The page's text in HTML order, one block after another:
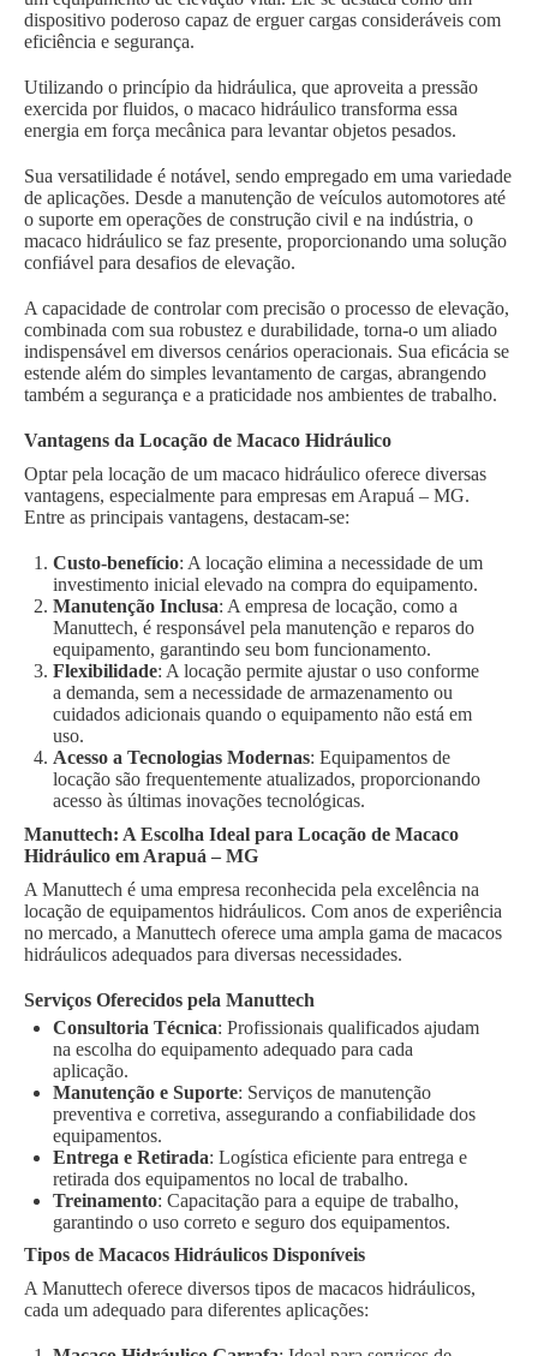
dispositivo poderoso capaz de erguer cargas consideráveis com
eficiência e segurança.
Utilizando o princípio da hidráulica, que aproveita a pressão
exercida por fluidos, o macaco hidráulico transforma essa
energia em força mecânica para levantar objetos pesados.
Sua versatilidade é notável, sendo empregado em uma variedade
de aplicações. Desde a manutenção de veículos automotores até
o suporte em operações de construção civil e na indústria, o
macaco hidráulico se faz presente, proporcionando uma solução
confiável para desafios de elevação.
A capacidade de controlar com precisão o processo de elevação,
combinada com sua robustez e durabilidade, torna-o um aliado
indispensável em diversos cenários operacionais. Sua eficácia se
estende além do simples levantamento de cargas, abrangendo
também a segurança e a praticidade nos ambientes de trabalho.
Vantagens da Locação de Macaco Hidráulico
Optar pela locação de um macaco hidráulico oferece diversas
vantagens, especialmente para empresas em Arapuá – MG.
Entre as principais vantagens, destacam-se:
Custo-benefício: A locação elimina a necessidade de um
investimento inicial elevado na compra do equipamento.
Manutenção Inclusa: A empresa de locação, como a
Manuttech, é responsável pela manutenção e reparos do
equipamento, garantindo seu bom funcionamento.
Flexibilidade: A locação permite ajustar o uso conforme
a demanda, sem a necessidade de armazenamento ou
cuidados adicionais quando o equipamento não está em
uso.
Acesso a Tecnologias Modernas: Equipamentos de
locação são frequentemente atualizados, proporcionando
acesso às últimas inovações tecnológicas.
Manuttech: A Escolha Ideal para Locação de Macaco
Hidráulico em Arapuá – MG
A Manuttech é uma empresa reconhecida pela excelência na
locação de equipamentos hidráulicos. Com anos de experiência
no mercado, a Manuttech oferece uma ampla gama de macacos
hidráulicos adequados para diversas necessidades.
Serviços Oferecidos pela Manuttech
Consultoria Técnica: Profissionais qualificados ajudam
na escolha do equipamento adequado para cada
aplicação.
Manutenção e Suporte: Serviços de manutenção
preventiva e corretiva, assegurando a confiabilidade dos
equipamentos.
Entrega e Retirada: Logística eficiente para entrega e
retirada dos equipamentos no local de trabalho.
Treinamento: Capacitação para a equipe de trabalho,
garantindo o uso correto e seguro dos equipamentos.
Tipos de Macacos Hidráulicos Disponíveis
A Manuttech oferece diversos tipos de macacos hidráulicos,
cada um adequado para diferentes aplicações: